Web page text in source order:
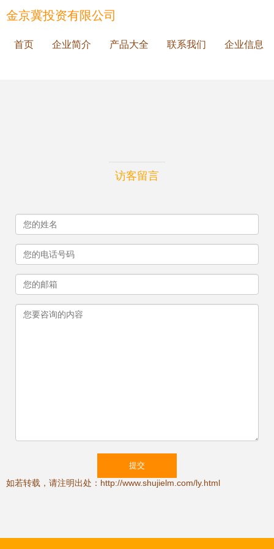
金京冀投资有限公司
首页 企业简介 产品大全 联系我们 企业信息
访客留言
如若转载，请注明出处：http://www.shujielm.com/ly.html